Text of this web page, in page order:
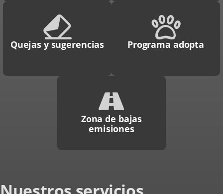
Quejas y sugerencias Programa adopta
Zona de bajas
emisiones